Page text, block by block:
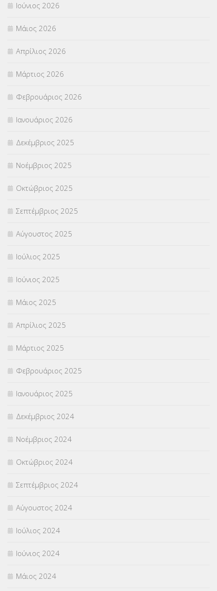
ΠΡΟΚΗΡΥΞΕΙΣ
ΣΕΜΙΝΑΡΙΑ – ΗΜΕΡΙΔΕΣ
ΣΕΠ(50)
ΣΤΕΛΕΧΗ (360)
ΣΥΜΒΟΥΛΕΥΤΙΚΟΣ ΣΤΑΘΜΟΣ ΝΕΩΝ
ΣΥΝΤΑΞΕΙΣ(12)
ΣΧΟΛΙΚΟΙ ΣΥΜΒΟΥΛΟΙ
ΥΠΕΡΑΡΙΘΜΟΙ(1)
ΥΠΟΤΡΟΦΙΕΣ(28)
ΦΥΣΙΚΗ ΑΓΩΓΗ(692)
Χωρίς κατηγορία
Ιούνιος 2026
Μάιος 2026
Απρίλιος 2026
Μάρτιος 2026
Φεβρουάριος 2026
Ιανουάριος 2026
Δεκέμβριος 2025
Νοέμβριος 2025
Οκτώβριος 2025
Σεπτέμβριος 2025
Αύγουστος 2025
Ιούλιος 2025
Ιούνιος 2025
Μάιος 2025
Απρίλιος 2025
Μάρτιος 2025
Φεβρουάριος 2025
Ιανουάριος 2025
Δεκέμβριος 2024
Νοέμβριος 2024
Οκτώβριος 2024
Σεπτέμβριος 2024
Αύγουστος 2024
Ιούλιος 2024
Ιούνιος 2024
Μάιος 2024